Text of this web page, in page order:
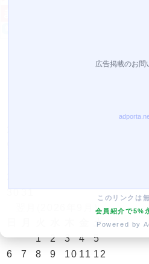
営業日カレ
3031
翌月(2026年9月)
土
1
2 3 4
5
6
7 8 9 10 11 12
このリンクは
会員紹介で5%
Powered by